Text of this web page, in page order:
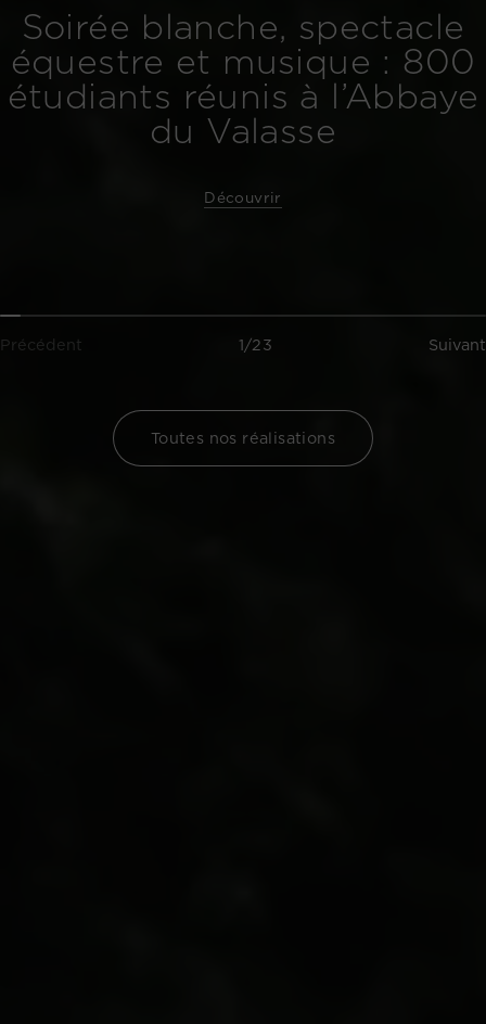
Soirée blanche, spectacle
équestre et musique : 800
étudiants réunis à l’Abbaye
du Valasse
Découvrir
Précédent 1/23 Suivant
Toutes nos réalisations